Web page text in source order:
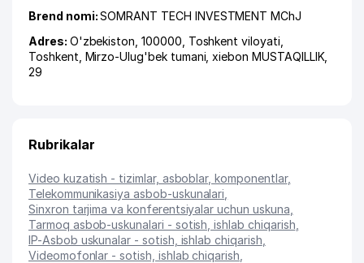
Brend nomi:SOMRANT TECH INVESTMENT MChJ
Adres: O'zbekiston, 100000, Toshkent viloyati
Toshkent Mirzo-Ulug'bek tumani ,xiеbon MUSTAQILLIK,
29
Rubrikalar
Video kuzatish - tizimlar, asboblar, komponentlar,
Telekommunikasiya asbob-uskunalari
Sinxron tarjima va konferentsiyalar uchun uskuna
Tarmoq asbob-uskunalari - sotish, ishlab chiqarish
IP-Asbob uskunalar - sotish, ishlab chiqarish
Videomofonlar - sotish, ishlab chiqarish